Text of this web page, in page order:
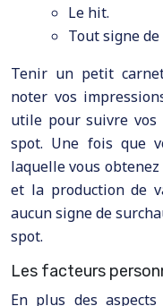
Le hit.
Tout signe
Tenir un petit
noter vos
utile pour suivre
spot. Une fois que
laquelle vous
et la production de
aucun signe de
spot.
Les facteurs
En plus des